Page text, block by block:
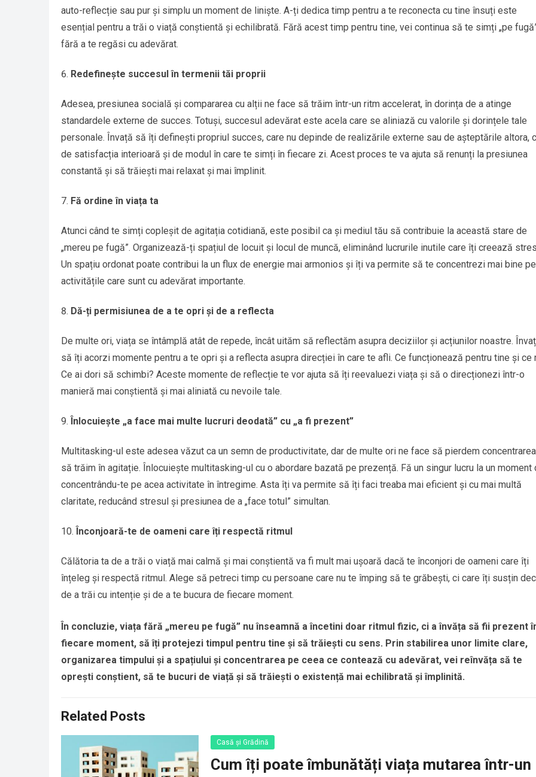
auto-reflecție sau pur și simplu un moment de liniște. A-ți dedica timp pentru a te reconecta cu tine însuți este
esențial pentru a trăi o viață conștientă și echilibrată. Fără acest timp pentru tine, vei continua să te simți „pe
fără a te regăsi cu adevărat.
Redefinește succesul în termenii tăi proprii
Adesea, presiunea socială și compararea cu alții ne face să trăim într-un ritm accelerat, în dorința de a atinge
standardele externe de succes. Totuși, succesul adevărat este acela care se aliniază cu valorile și dorințele tale
personale. Învață să îți definești propriul succes, care nu depinde de realizările externe sau de așteptările altora,
de satisfacția interioară și de modul în care te simți în fiecare zi. Acest proces te va ajuta să renunți la presiunea
constantă și să trăiești mai relaxat și mai împlinit.
Fă ordine în viața ta
Atunci când te simți copleșit de agitația cotidiană, este posibil ca și mediul tău să contribuie la această stare de
„mereu pe fugă”. Organizează-ți spațiul de locuit și locul de muncă, eliminând lucrurile inutile care îți creează
Un spațiu ordonat poate contribui la un flux de energie mai armonios și îți va permite să te concentrezi mai bine pe
activitățile care sunt cu adevărat importante.
Dă-ți permisiunea de a te opri și de a reflecta
De multe ori, viața se întâmplă atât de repede, încât uităm să reflectăm asupra deciziilor și acțiunilor noastre.
să îți acorzi momente pentru a te opri și a reflecta asupra direcției în care te afli. Ce funcționează pentru tine și ce
Ce ai dori să schimbi? Aceste momente de reflecție te vor ajuta să îți reevaluezi viața și să o direcționezi într-o
manieră mai conștientă și mai aliniată cu nevoile tale.
Înlocuiește „a face mai multe lucruri deodată” cu „a fi prezent”
Multitasking-ul este adesea văzut ca un semn de productivitate, dar de multe ori ne face să pierdem
să trăim în agitație. Înlocuiește multitasking-ul cu o abordare bazată pe prezență. Fă un singur lucru la un moment
concentrându-te pe acea activitate în întregime. Asta îți va permite să îți faci treaba mai eficient și cu mai multă
claritate, reducând stresul și presiunea de a „face totul” simultan.
Înconjoară-te de oameni care îți respectă ritmul
Călătoria ta de a trăi o viață mai calmă și mai conștientă va fi mult mai ușoară dacă te înconjori de oameni care îți
înțeleg și respectă ritmul. Alege să petreci timp cu persoane care nu te împing să te grăbești, ci care îți susțin
de a trăi cu intenție și de a te bucura de fiecare moment.
În concluzie, viața fără „mereu pe fugă” nu înseamnă a încetini doar ritmul fizic, ci a învăța să fii prezent
fiecare moment, să îți protejezi timpul pentru tine și să trăiești cu sens. Prin stabilirea unor limite clare,
organizarea timpului și a spațiului și concentrarea pe ceea ce contează cu adevărat, vei reînvăța să te
oprești conștient, să te bucuri de viață și să trăiești o existență mai echilibrată și împlinită.
Related Posts
Casă și Grădină
Cum îți poate îmbunătăți viața mutarea într-un